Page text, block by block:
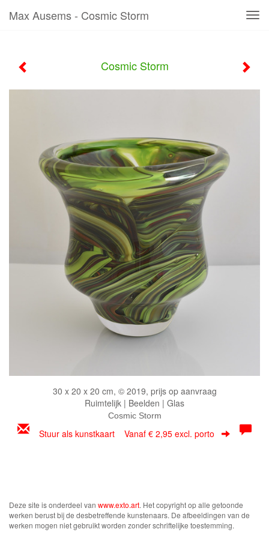
Max Ausems - Cosmic Storm
Cosmic Storm
30 x 20 x 20 cm, © 2019, prijs op aanvraag
Ruimtelijk | Beelden | Glas
Cosmic Storm
Stuur als kunstkaart Vanaf € 2,95 excl. porto
Deze site is onderdeel van www.exto.art. Het copyright op alle getoonde
werken berust bij de desbetreffende kunstenaars. De afbeeldingen van de
werken mogen niet gebruikt worden zonder schriftelijke toestemming.